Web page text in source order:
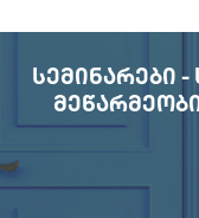
ᲡᲔᲛᲘᲜᲐᲠᲔᲑᲘ